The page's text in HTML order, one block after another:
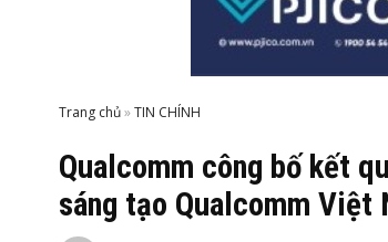
Trang chủ»
Qualcomm công bố kết
sáng tạo Qualcomm Việt